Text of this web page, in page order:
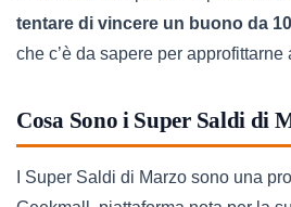
tentare di vincere un buono da
che c’è da sapere per approfittarne
Cosa Sono i Super Saldi di
I Super Saldi di Marzo sono una